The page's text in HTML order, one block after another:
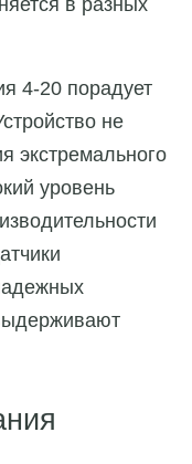
в разных
4-20 порадует
не
экстремального
уровень